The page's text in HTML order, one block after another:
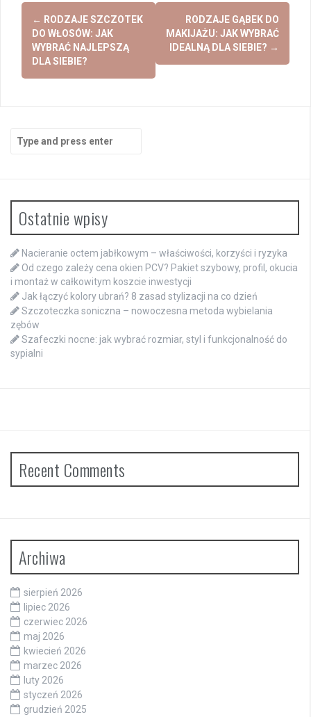
Post
navigation
← RODZAJE SZCZOTEK
DO WŁOSÓW: JAK
WYBRAĆ NAJLEPSZĄ
DLA SIEBIE?
RODZAJE GĄBEK DO
MAKIJAŻU: JAK WYBRAĆ
IDEALNĄ DLA SIEBIE? →
for:
Ostatnie wpisy
Nacieranie octem jabłkowym – właściwości, korzyści i ryzyka
Od czego zależy cena okien PCV? Pakiet szybowy, profil, okucia
i montaż w całkowitym koszcie inwestycji
Jak łączyć kolory ubrań? 8 zasad stylizacji na co dzień
Szczoteczka soniczna – nowoczesna metoda wybielania
zębów
Szafeczki nocne: jak wybrać rozmiar, styl i funkcjonalność do
sypialni
Recent Comments
Archiwa
sierpień 2026
lipiec 2026
czerwiec 2026
maj 2026
kwiecień 2026
marzec 2026
luty 2026
styczeń 2026
grudzień 2025